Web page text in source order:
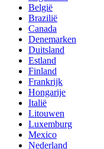
België
Brazilië
Canada
Denemarken
Duitsland
Estland
Finland
Frankrijk
Hongarije
Italië
Litouwen
Luxemburg
Mexico
Nederland